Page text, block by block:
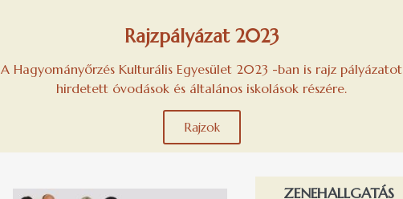
Rajzpályázat 2023
A Hagyományőrzés Kulturális Egyesület 2023 -ban is rajz pályázatot
hirdetett óvodások és általános iskolások részére.
Rajzok
ZENEHALLGATÁS